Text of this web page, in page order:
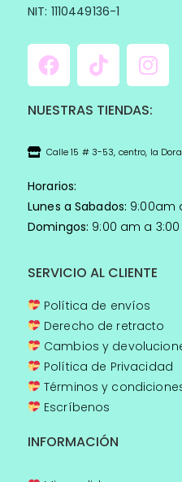
NIT: 1110449136-1
NUESTRAS TIENDAS:
Calle 15 # 3-53, centro, la
Horarios:
Lunes a Sabados: 9:00am
Domingos: 9:00 am a
SERVICIO AL CLIENTE
Política de envíos
Derecho de retracto
Cambios y
Política de Privacidad
Términos y
Escríbenos
INFORMACIÓN